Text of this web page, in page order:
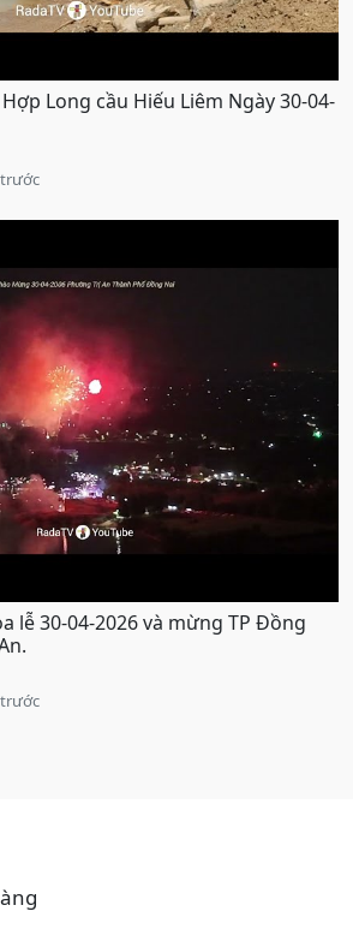
Long cầu Hiếu Liêm Ngày 30-04-
lễ 30-04-2026 và mừng TP Đồng